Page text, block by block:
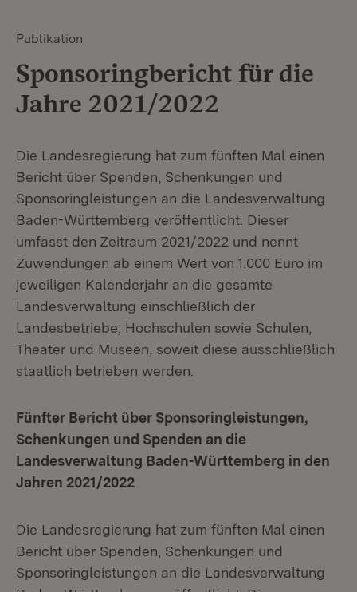
Publikation
Sponsoringbericht für die
Jahre 2021/2022
Die Landesregierung hat zum fünften Mal einen
Bericht über Spenden, Schenkungen und
Sponsoringleistungen an die Landesverwaltung
Baden-Württemberg veröffentlicht. Dieser
umfasst den Zeitraum 2021/2022 und nennt
Zuwendungen ab einem Wert von 1.000 Euro im
jeweiligen Kalenderjahr an die gesamte
Landesverwaltung einschließlich der
Landesbetriebe, Hochschulen sowie Schulen,
Theater und Museen, soweit diese ausschließlich
staatlich betrieben werden.
Fünfter Bericht über Sponsoringleistungen,
Schenkungen und Spenden an die
Landesverwaltung Baden-Württemberg in den
Jahren 2021/2022
Die Landesregierung hat zum fünften Mal einen
Bericht über Spenden, Schenkungen und
Sponsoringleistungen an die Landesverwaltung